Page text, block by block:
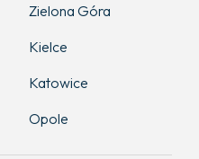
Zielona Góra
Kielce
Katowice
Opole